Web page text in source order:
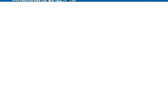
因應國際情勢強化經